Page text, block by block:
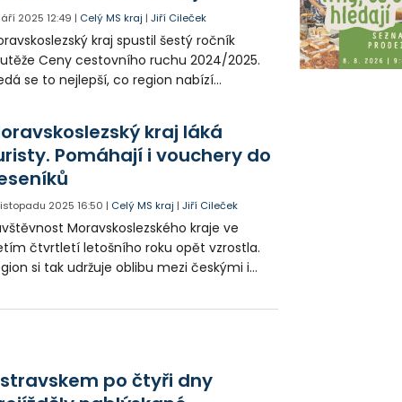
2025 12:49 | Celý MS kraj |Jiří Cileček
kraj spustil šestý ročník
Ceny cestovního ruchu 2024/2025.
se to nejlepší, co region nabízí
rozhodne o ocenění osobností a
počinů.
kraj láká
Pomáhají i vouchery do
2025 16:50 | Celý MS kraj |Jiří Cileček
Moravskoslezského kraje ve
čtvrtletí letošního roku opět vzrostla.
si tak udržuje oblibu mezi českými i
i program podpory Jeseníků formou
po čtyři dny